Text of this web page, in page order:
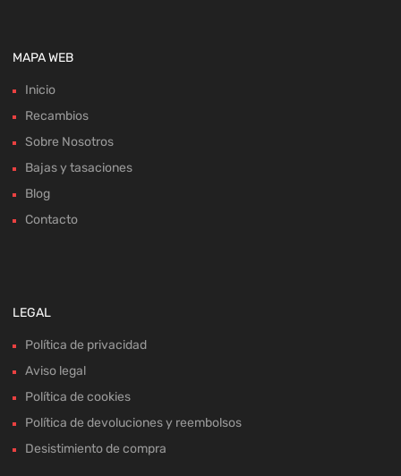
MAPA WEB
Inicio
Recambios
Sobre Nosotros
Bajas y tasaciones
Blog
Contacto
LEGAL
Política de privacidad
Aviso legal
Política de cookies
Política de devoluciones y reembolsos
Desistimiento de compra